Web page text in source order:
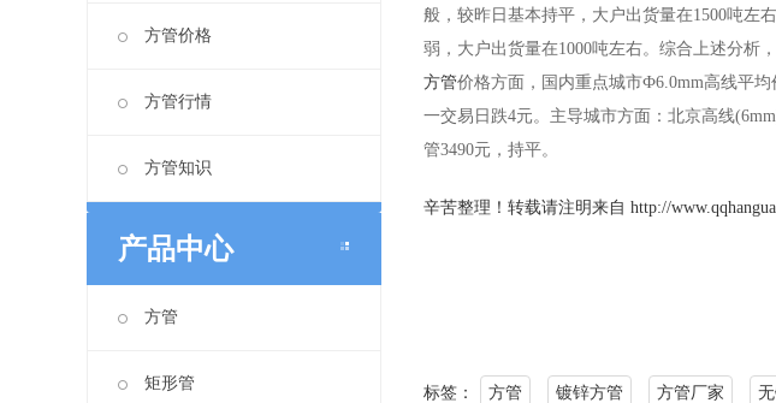
方管价格
方管行情
方管知识
产品中心
方管
矩形管
般，较昨日基本持平，大户出货量在1500吨左
弱，大户出货量在1000吨左右。综合上述分析
方管价格方面，国内重点城市Ф6.0mm高线平
一交易日跌4元。主导城市方面：北京高线
管3490元，持平。
辛苦整理！转载请注明来自 http://
标签： 方管 镀锌方管 方管厂家